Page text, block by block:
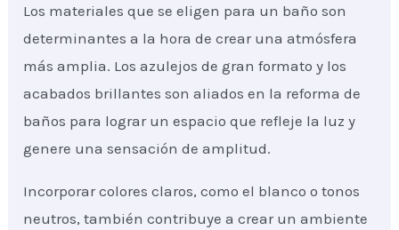
Los materiales que se eligen para un baño son
determinantes a la hora de crear una atmósfera
más amplia. Los azulejos de gran formato y los
acabados brillantes son aliados en la reforma de
baños para lograr un espacio que refleje la luz y
genere una sensación de amplitud.
Incorporar colores claros, como el blanco o tonos
neutros, también contribuye a crear un ambiente